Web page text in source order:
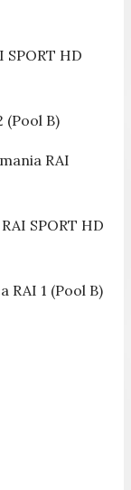
HD
(Pool B)
RAI
SPORT HD
RAI 1 (Pool B)